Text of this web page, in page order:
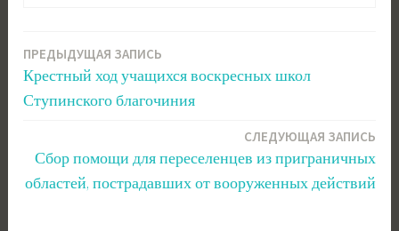
Навигация
по
ПРЕДЫДУЩАЯ ЗАПИСЬ
Крестный ход учащихся воскресных школ
Ступинского благочиния
СЛЕДУЮЩАЯ ЗАПИСЬ
Сбор помощи для переселенцев из приграничных
областей, пострадавших от вооруженных действий